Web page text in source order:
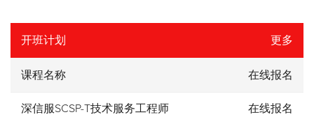
开班计划 更多
课程名称 在线报名
深信服SCSP-T技术服务工程师 在线报名